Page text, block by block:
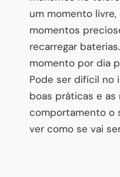
um momento
momentos
recarregar
momento por dia
Pode ser difícil no
boas práticas e as
comportamento o
ver como se vai